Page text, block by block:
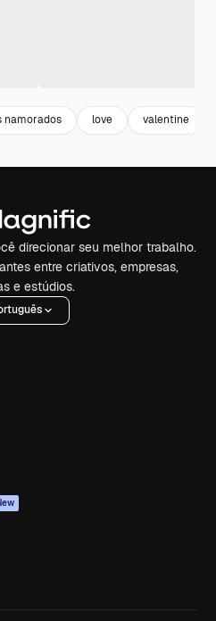
namorados love valentine
direcionar seu melhor trabalho.
entre criativos, empresas,
e estúdios.